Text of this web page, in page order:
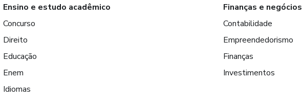
Ensino e estudo acadêmico
Concurso
Direito
Educação
Enem
Idiomas
Finanças e negócios
Contabilidade
Empreendedorismo
Finanças
Investimentos